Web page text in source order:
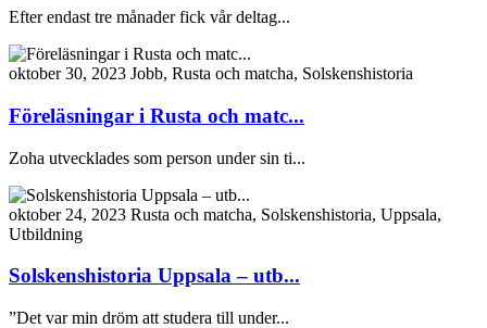
Efter endast tre månader fick vår deltag...
oktober 30, 2023 Jobb, Rusta och matcha, Solskenshistoria
Föreläsningar i Rusta och matc...
Zoha utvecklades som person under sin ti...
oktober 24, 2023 Rusta och matcha, Solskenshistoria, Uppsala,
Utbildning
Solskenshistoria Uppsala – utb...
”Det var min dröm att studera till under...